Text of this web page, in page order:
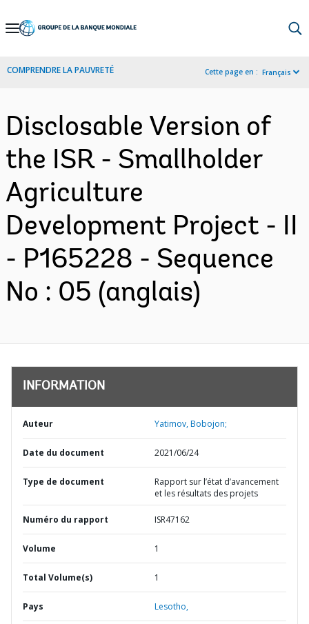
Skip
Navigation
COMPRENDRE LA PAUVRETÉ Cette page en : Français
Disclosable Version of
the ISR - Smallholder
Agriculture
Development Project - II
- P165228 - Sequence
No : 05 (anglais)
INFORMATION
Auteur Yatimov, Bobojon;
Date du document 2021/06/24
Type de document
Rapport sur l’état d’avancement
et les résultats des projets
Numéro du rapport ISR47162
Volume 1
Total Volume(s) 1
Pays Lesotho,